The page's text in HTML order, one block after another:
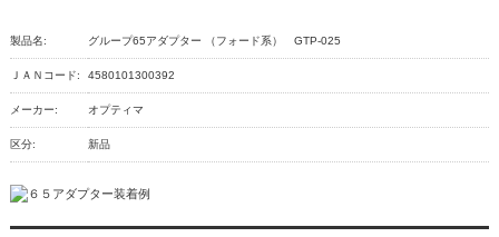
製品名: グループ65アダプター （フォード系） GTP-025
ＪＡＮコード: 4580101300392
メーカー: オプティマ
区分: 新品